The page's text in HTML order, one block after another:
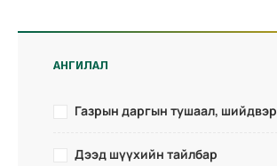
АНГИЛАЛ
Газрын даргын тушаал, шийдвэр
Дээд шүүхийн тайлбар